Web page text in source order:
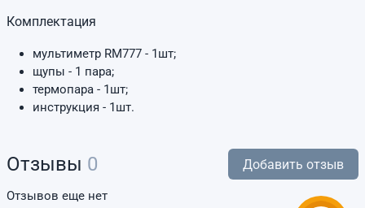
Комплектация
мультиметр RM777 - 1шт;
щупы - 1 пара;
термопара - 1шт;
инструкция - 1шт.
Отзывы 0 Добавить отзыв
Отзывов еще нет